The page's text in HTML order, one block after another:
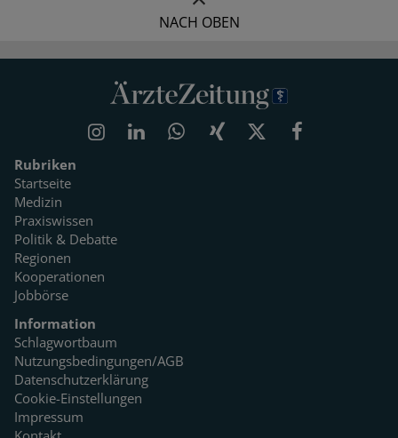
NACH OBEN
Rubriken
Startseite
Medizin
Praxiswissen
Politik & Debatte
Regionen
Kooperationen
Jobbörse
Information
Schlagwortbaum
Nutzungsbedingungen/AGB
Datenschutzerklärung
Cookie-Einstellungen
Impressum